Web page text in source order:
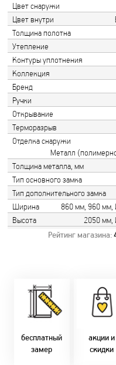
Цвет снаружи
Цвет внутри
Толщина полотна
Утепление
Контуры уплотнения
Коллекция
Бренд
Ручки
Открывание
Терморазрыв
Отделка снаружи
Металл
Толщина металла, мм
Тип основного замка
Тип дополнительного замка
Ширина
860 мм, 960 мм,
Высота
2050 мм,
Рейтинг магазина:
бесплатный
замер
Замер бесплатно!
Оперативно!
День-в-день или
на следующий!
заказать по
10-40, (Viber)
акции и
скидки
Скидки:
-новоселам -
-
2%
наличными -